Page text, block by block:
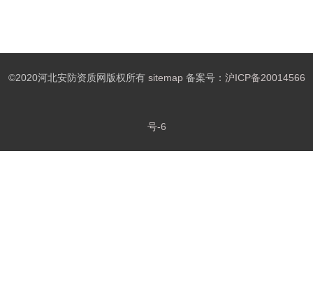
©2020河北安防资质网版权所有 sitemap备案号： 沪ICP备20014566
号-6